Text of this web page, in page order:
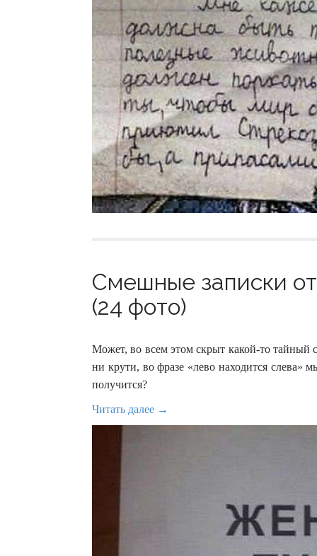
Смешные записки
(24 фото)
Может, во всем этом скрыт какой-то тайный
ни крути, во фразе «лево находится
получится?
Читать далее →